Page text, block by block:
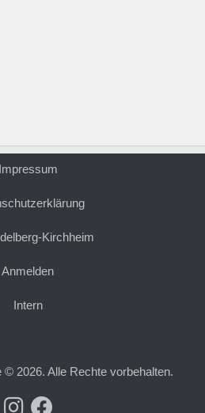
Impressum
Kirchheim
Anmelden
Intern
© 2026. Alle Rechte vorbehalten.